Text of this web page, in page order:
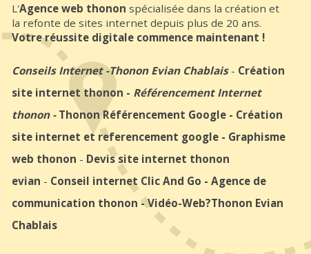
L'Agence web thonon spécialisée dans la création et
la refonte de sites internet depuis plus de 20 ans.
Votre réussite digitale commence maintenant !
Conseils Internet-Thonon Evian Chablais- Création
site internet thonon - Référencement Internet
thonon- Thonon Référencement Google - Création
site internet et referencement google - Graphisme
web thonon - Devis site internet thonon
evian - Conseil internet Clic And Go - Agence de
communication thonon -Vidéo-Web?Thonon Evian
Chablais